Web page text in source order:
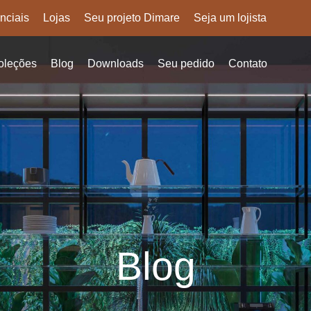
Lojas Seu projeto Dimare Seja um lojista
Blog Downloads Seu pedido Contato
Blog